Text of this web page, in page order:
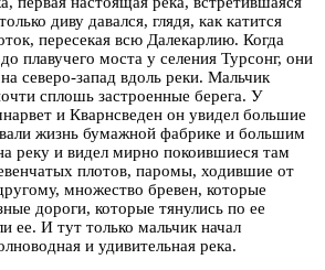
диву давался, глядя, как катится
пересекая всю Далекарлию. Когда
плавучего моста у селения Турсонг, они
северо-запад вдоль реки. Мальчик
сплошь застроенные берега. У
и Кварнсведен он увидел большие
жизнь бумажной фабрике и большим
реку и видел мирно покоившиеся там
плотов, паромы, ходившие от
множество бревен, которые
дороги, которые тянулись по ее
ее. И тут только мальчик начал
и удивительная река.